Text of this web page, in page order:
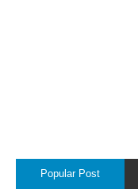
Popular Post